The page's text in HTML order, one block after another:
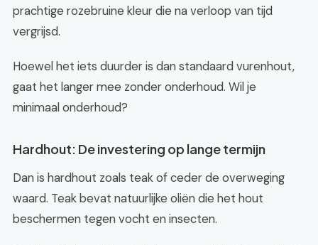
prachtige rozebruine kleur die na verloop van tijd
vergrijsd.
Hoewel het iets duurder is dan standaard vurenhout,
gaat het langer mee zonder onderhoud. Wil je
minimaal onderhoud?
Hardhout: De investering op lange termijn
Dan is hardhout zoals teak of ceder de overweging
waard. Teak bevat natuurlijke oliën die het hout
beschermen tegen vocht en insecten.